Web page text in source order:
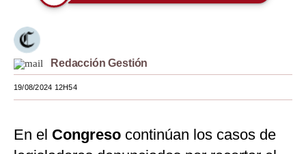
Viajes
Moda
Estilos
Mundo
México
Redacción Gestión
19/08/2024 12H54
En el Congreso continúan los casos de